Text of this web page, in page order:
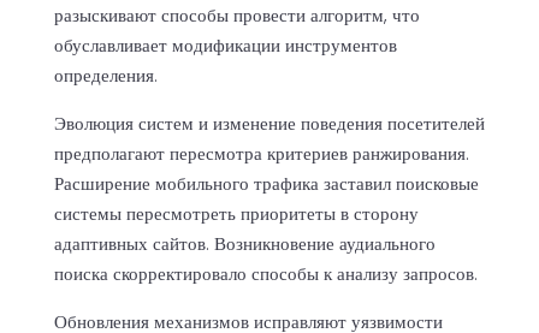
разыскивают способы провести алгоритм, что
обуславливает модификации инструментов
определения.
Эволюция систем и изменение поведения посетителей
предполагают пересмотра критериев ранжирования.
Расширение мобильного трафика заставил поисковые
системы пересмотреть приоритеты в сторону
адаптивных сайтов. Возникновение аудиального
поиска скорректировало способы к анализу запросов.
Обновления механизмов исправляют уязвимости